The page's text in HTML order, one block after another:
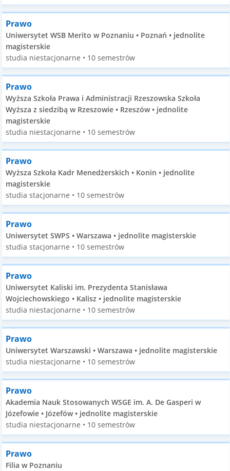
Prawo
Uniwersytet WSB Merito w Poznaniu • Poznań • jednolite
magisterskie
studia niestacjonarne • 10 semestrów
Prawo
Wyższa Szkoła Prawa i Administracji Rzeszowska Szkoła
Wyższa z siedzibą w Rzeszowie • Rzeszów • jednolite
magisterskie
studia niestacjonarne • 10 semestrów
Prawo
Wyższa Szkoła Kadr Menedżerskich • Konin • jednolite
magisterskie
studia stacjonarne • 10 semestrów
Prawo
Uniwersytet SWPS • Warszawa • jednolite magisterskie
studia stacjonarne • 10 semestrów
Prawo
Uniwersytet Kaliski im. Prezydenta Stanisława
Wojciechowskiego • Kalisz • jednolite magisterskie
studia niestacjonarne • 10 semestrów
Prawo
Uniwersytet Warszawski • Warszawa • jednolite magisterskie
studia niestacjonarne • 10 semestrów
Prawo
Akademia Nauk Stosowanych WSGE im. A. De Gasperi w
Józefowie • Józefów • jednolite magisterskie
studia niestacjonarne • 10 semestrów
Prawo
Filia w Poznaniu